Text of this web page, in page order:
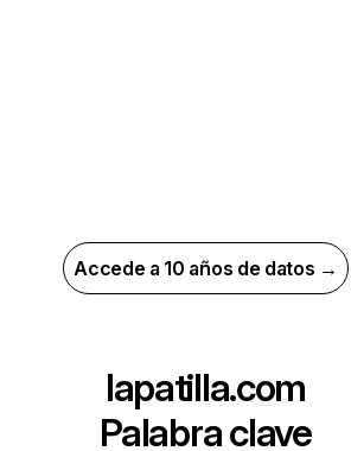
Accede a 10 años de datos →
lapatilla.com
Palabra clave